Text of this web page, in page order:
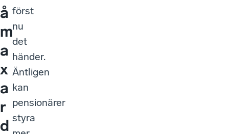
å
m
a
x
a
r
d
först
nu
det
händer.
Äntligen
kan
pensionärer
styra